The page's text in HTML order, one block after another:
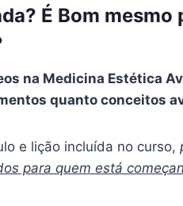
É Bom
na Medicina Estética
quanto conceitos
e lição incluída no curso,
para quem está